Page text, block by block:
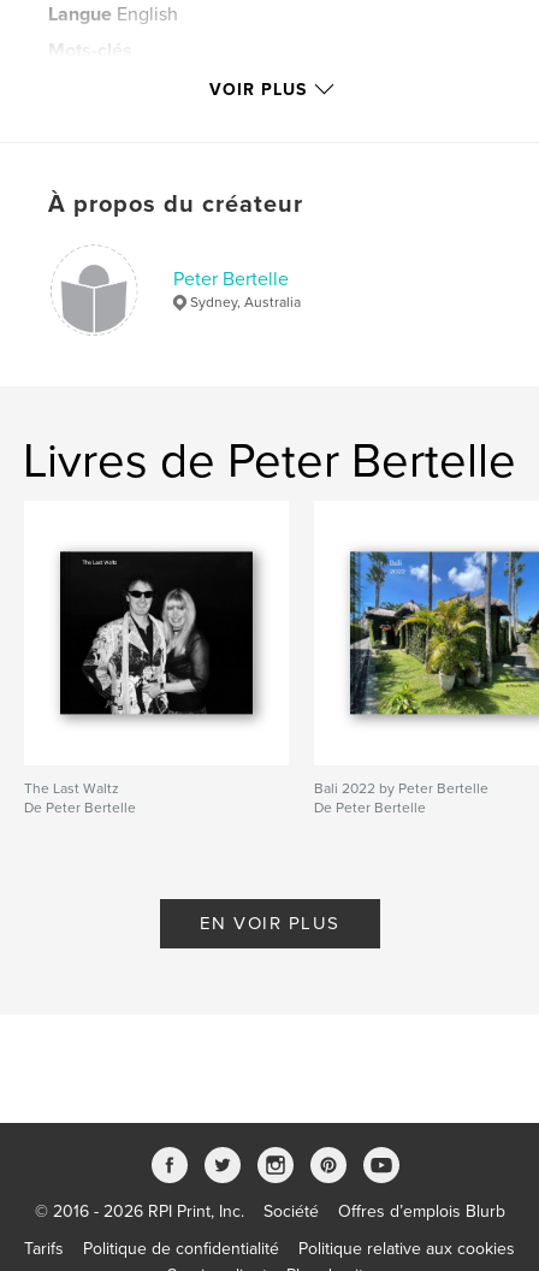
Langue English
Mots-clés
farewells , music
VOIR PLUS
À propos du créateur
Peter Bertelle
Sydney, Australia
Livres de Peter Bertelle
The Last Waltz
De Peter Bertelle
Bali 2022 by Peter Bertelle
De Peter Bertelle
EN VOIR PLUS
© 2016 - 2026 RPI Print, Inc. Société
Offres d’emplois Blurb
Tarifs
Politique de confidentialité
Politique relative aux cookies